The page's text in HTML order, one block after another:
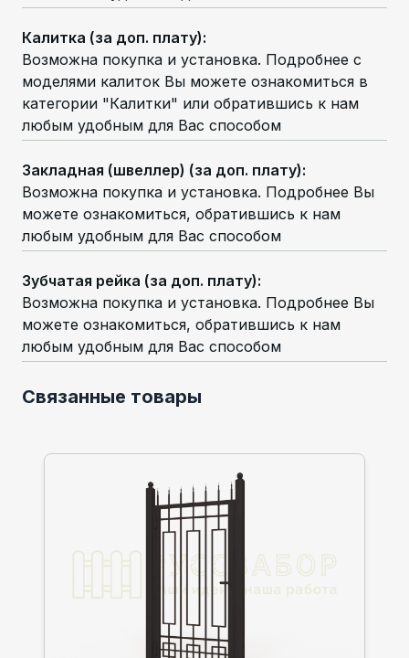
Калитка (за доп. плату):
Возможна покупка и установка. Подробнее с
моделями калиток Вы можете ознакомиться в
категории "Калитки" или обратившись к нам
любым удобным для Вас способом
Закладная (швеллер) (за доп. плату):
Возможна покупка и установка. Подробнее Вы
можете ознакомиться, обратившись к нам
любым удобным для Вас способом
Зубчатая рейка (за доп. плату):
Возможна покупка и установка. Подробнее Вы
можете ознакомиться, обратившись к нам
любым удобным для Вас способом
Связанные товары